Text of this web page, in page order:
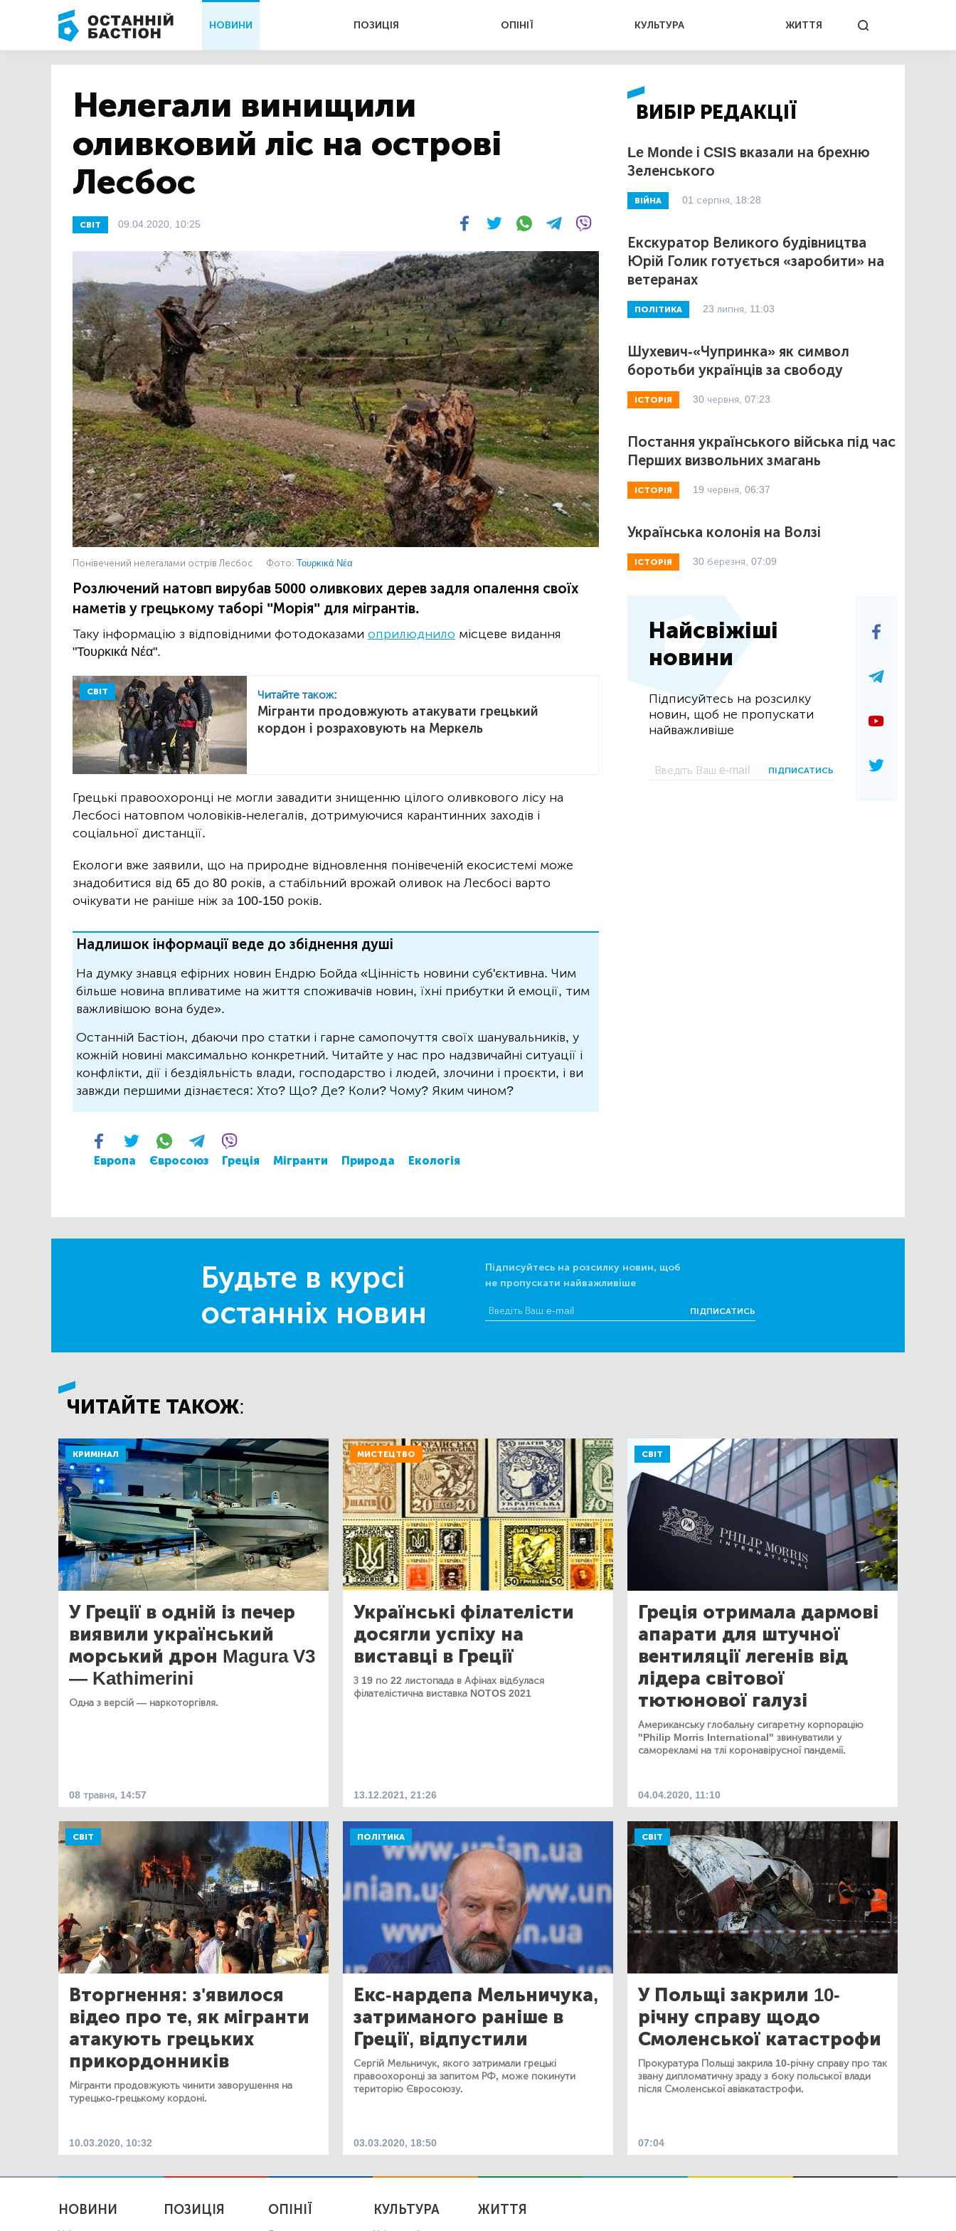
НОВИНИ ПОЗИЦІЯ ОПІНІЇ КУЛЬТУРА ЖИТТЯ
Нелегали винищили
оливковий ліс на острові
Лесбос
СВІТ 09.04.2020, 10:25
Понівечений нелегалами острів Лесбос Фото: Τουρκικά Νέα
Розлючений натовп вирубав 5000 оливкових дерев задля опалення своїх
наметів у грецькому таборі "Морія" для мігрантів.
Таку інформацію з відповідними фотодоказами оприлюднило місцеве видання
"Τουρκικά Νέα".
СВІТ Читайте також:
Мігранти продовжують атакувати грецький
кордон і розраховують на Меркель
Грецькі правоохоронці не могли завадити знищенню цілого оливкового лісу на
Лесбосі натовпом чоловіків-нелегалів, дотримуючися карантинних заходів і
соціальної дистанції.
Екологи вже заявили, що на природне відновлення понівеченій екосистемі може
знадобитися від 65 до 80 років, а стабільний врожай оливок на Лесбосі варто
очікувати не раніше ніж за 100-150 років.
Надлишок інформації веде до збіднення душі
На думку знавця ефірних новин Ендрю Бойда «Цінність новини суб'єктивна. Чим
більше новина впливатиме на життя споживачів новин, їхні прибутки й емоції, тим
важливішою вона буде».
Останній Бастіон, дбаючи про статки і гарне самопочуття своїх шанувальників, у
кожній новині максимально конкретний. Читайте у нас про надзвичайні ситуації і
конфлікти, дії і бездіяльність влади, господарство і людей, злочини і проєкти, і ви
завжди першими дізнаєтеся: Хто? Що? Де? Коли? Чому? Яким чином?
Европа Євросоюз Греція Мігранти Природа Екологія
ВИБІР РЕДАКЦІЇ
Le Monde і CSIS вказали на брехню
Зеленського
ВІЙНА 01 серпня, 18:28
Екскуратор Великого будівництва
Юрій Голик готується «заробити» на
ветеранах
ПОЛІТИКА 23 липня, 11:03
Шухевич-«Чупринка» як символ
боротьби українців за свободу
ІСТОРІЯ 30 червня, 07:23
Постання українського війська під час
Перших визвольних змагань
ІСТОРІЯ 19 червня, 06:37
Українська колонія на Волзі
ІСТОРІЯ 30 березня, 07:09
Найсвіжіші
новини
Підписуйтесь на розсилку
новин, щоб не пропускати
найважливіше
ПІДПИСАТИСЬ
Будьте в курсі
останніх новин
Підписуйтесь на розсилку новин, щоб
не пропускати найважливіше
ПІДПИСАТИСЬ
ЧИТАЙТЕ ТАКОЖ:
КРИМІНАЛ
У Греції в одній із печер
виявили український
морський дрон Magura V3
— Kathimerini
Одна з версій — наркоторгівля.
08 травня, 14:57
МИСТЕЦТВО
Українські філателісти
досягли успіху на
виставці в Греції
З 19 по 22 листопада в Афінах відбулася
філателістична виставка NOTOS 2021
13.12.2021, 21:26
СВІТ
Греція отримала дармові
апарати для штучної
вентиляції легенів від
лідера світової
тютюнової галузі
Американську глобальну сигаретну корпорацію
"Philip Morris International" звинуватили у
саморекламі на тлі коронавірусної пандемії.
04.04.2020, 11:10
СВІТ
Вторгнення: з'явилося
відео про те, як мігранти
атакують грецьких
прикордонників
Мігранти продовжують чинити заворушення на
турецько-грецькому кордоні.
10.03.2020, 10:32
ПОЛІТИКА
Екс-нардепа Мельничука,
затриманого раніше в
Греції, відпустили
Сергій Мельничук, якого затримали грецькі
правоохоронці за запитом РФ, може покинути
територію Євросоюзу.
03.03.2020, 18:50
СВІТ
У Польщі закрили 10-
річну справу щодо
Смоленської катастрофи
Прокуратура Польщі закрила 10-річну справу про так
звану дипломатичну зраду з боку польської влади
після Смоленської авіакатастрофи.
07:04
НОВИНИ ПОЗИЦІЯ ОПІНІЇ КУЛЬТУРА ЖИТТЯ